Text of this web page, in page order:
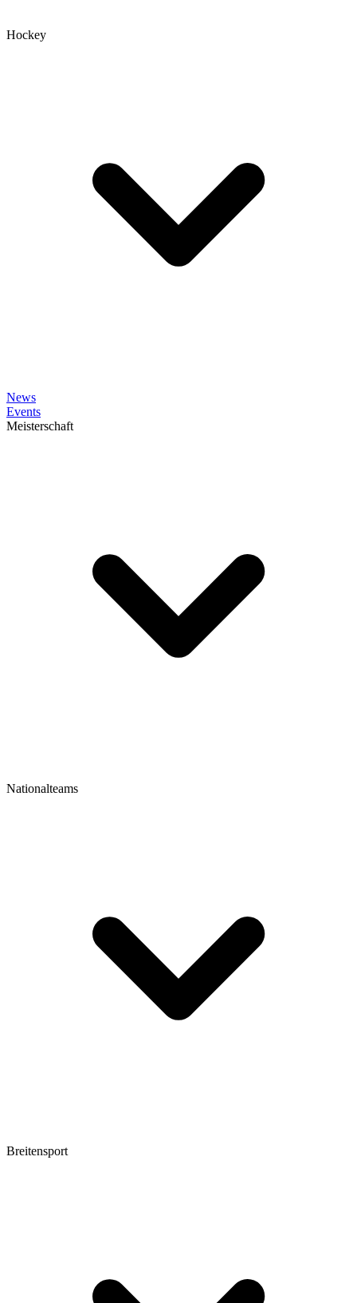
Hockey
News
Events
Meisterschaft
Nationalteams
Breitensport